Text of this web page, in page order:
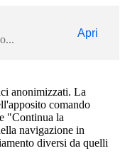
Apri
anonimizzati. La
comando
"Continua la
navigazione in
diversi da quelli